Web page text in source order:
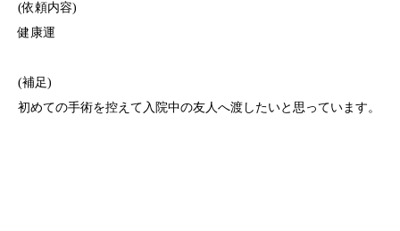
(依頼内容)
健康運
(補足)
初めての手術を控えて入院中の友人へ渡したいと思っています。